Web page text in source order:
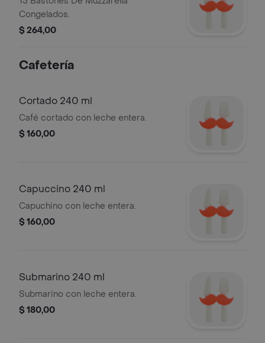
Congelados.
$ 264,00
Cafetería
Cortado 240 ml
Café cortado con leche entera.
$ 160,00
Capuccino 240 ml
Capuchino con leche entera.
$ 160,00
Submarino 240 ml
Submarino con leche entera.
$ 180,00